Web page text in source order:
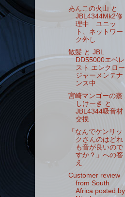
あんこの火山 と
JBL4344Mk2修
理中 ユニッ
ト、ネットワー
ク外し
散髪 と JBL
DD55000エベレ
スト エンクロー
ジャーメンテナ
ンス中
宮崎マンゴーの蒸
しけーき と
JBL4344吸音材
交換
「なんでケンリッ
クさんのはどれ
も音が良いので
すか？」への答
え
Customer review
from South
Africa posted by